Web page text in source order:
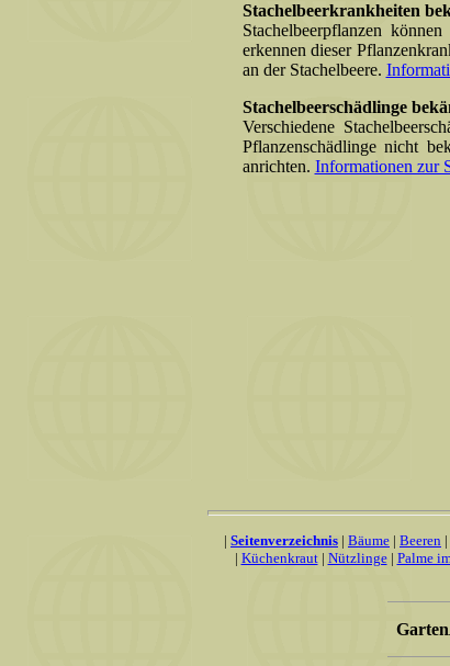
Stachelbeerkrankheiten
Stachelbeerpflanzen
erkennen dieser
an der Stachelbeere.
Stachelbeerschädlinge
Verschiedene
Pflanzenschädlinge nicht
anrichten. Informationen zur
| Seitenverzeichnis | Bäume | Beeren |
| Küchenkraut| Nützlinge| Palme
Garten